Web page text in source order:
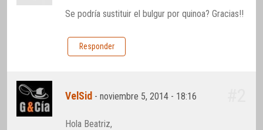
Se podría sustituir el bulgur por quinoa? Gracias!!
Responder
VelSid -noviembre 5, 2014 - 18:16
Hola Beatriz,